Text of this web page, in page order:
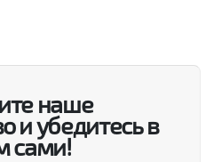
наше
и убедитесь в
сами!